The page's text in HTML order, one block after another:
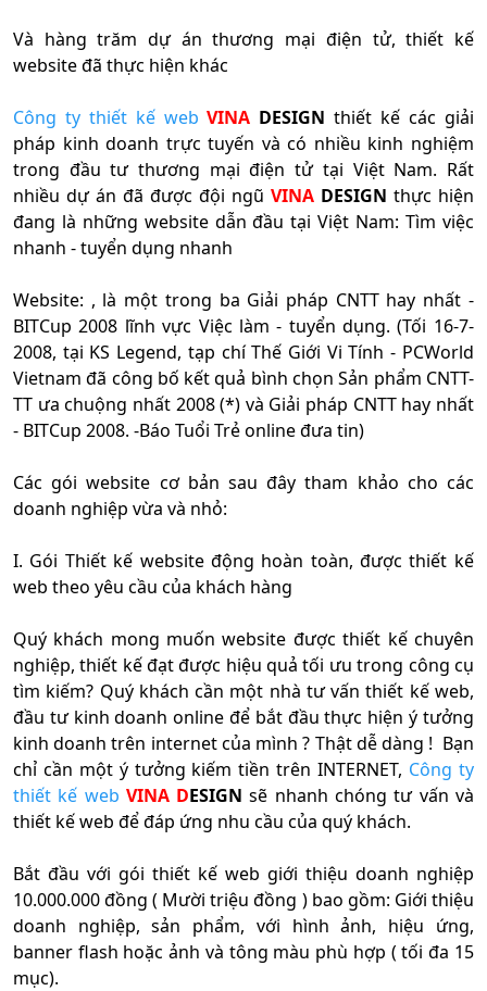
Và hàng trăm dự án thương mại điện tử, thiết kế
website đã thực hiện khác
Công ty thiết kế web VINA DESIGN thiết kế các giải
pháp kinh doanh trực tuyến và có nhiều kinh nghiệm
trong đầu tư thương mại điện tử tại Việt Nam. Rất
nhiều dự án đã được đội ngũ VINADESIGN thực hiện
đang là những website dẫn đầu tại Việt Nam: Tìm việc
nhanh - tuyển dụng nhanh
Website: , là một trong ba Giải pháp CNTT hay nhất -
BITCup 2008 lĩnh vực Việc làm - tuyển dụng. (Tối 16-7-
2008, tại KS Legend, tạp chí Thế Giới Vi Tính - PCWorld
Vietnam đã công bố kết quả bình chọn Sản phẩm CNTT-
TT ưa chuộng nhất 2008 (*) và Giải pháp CNTT hay nhất
- BITCup 2008. -Báo Tuổi Trẻ online đưa tin)
Các gói website cơ bản sau đây tham khảo cho các
doanh nghiệp vừa và nhỏ:
I. Gói Thiết kế website động hoàn toàn, được thiết kế
web theo yêu cầu của khách hàng
Quý khách mong muốn website được thiết kế chuyên
nghiệp, thiết kế đạt được hiệu quả tối ưu trong công cụ
tìm kiếm? Quý khách cần một nhà tư vấn thiết kế web,
đầu tư kinh doanh online để bắt đầu thực hiện ý tưởng
kinh doanh trên internet của mình ? Thật dễ dàng ! Bạn
chỉ cần một ý tưởng kiếm tiền trên INTERNET, Công ty
thiết kế web VINA DESIGN sẽ nhanh chóng tư vấn và
thiết kế web để đáp ứng nhu cầu của quý khách.
Bắt đầu với gói thiết kế web giới thiệu doanh nghiệp
10.000.000 đồng ( Mười triệu đồng ) bao gồm: Giới thiệu
doanh nghiệp, sản phẩm, với hình ảnh, hiệu ứng,
banner flash hoặc ảnh và tông màu phù hợp ( tối đa 15
mục).